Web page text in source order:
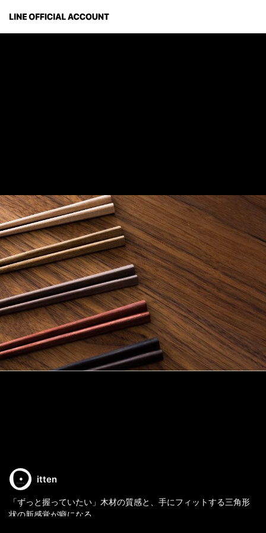
itten
「ずっと握っていたい」木材の質感と、手にフィットする三角形
状の新感覚が癖になる